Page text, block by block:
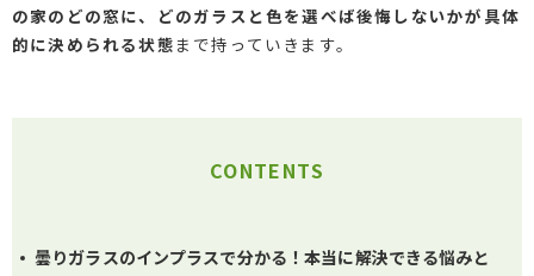
の家のどの窓に、どのガラスと色を選べば後悔しないかが具体
的に決められる状態 まで持っていきます。
CONTENTS
曇りガラスのインプラスで分かる！本当に解決できる悩みと